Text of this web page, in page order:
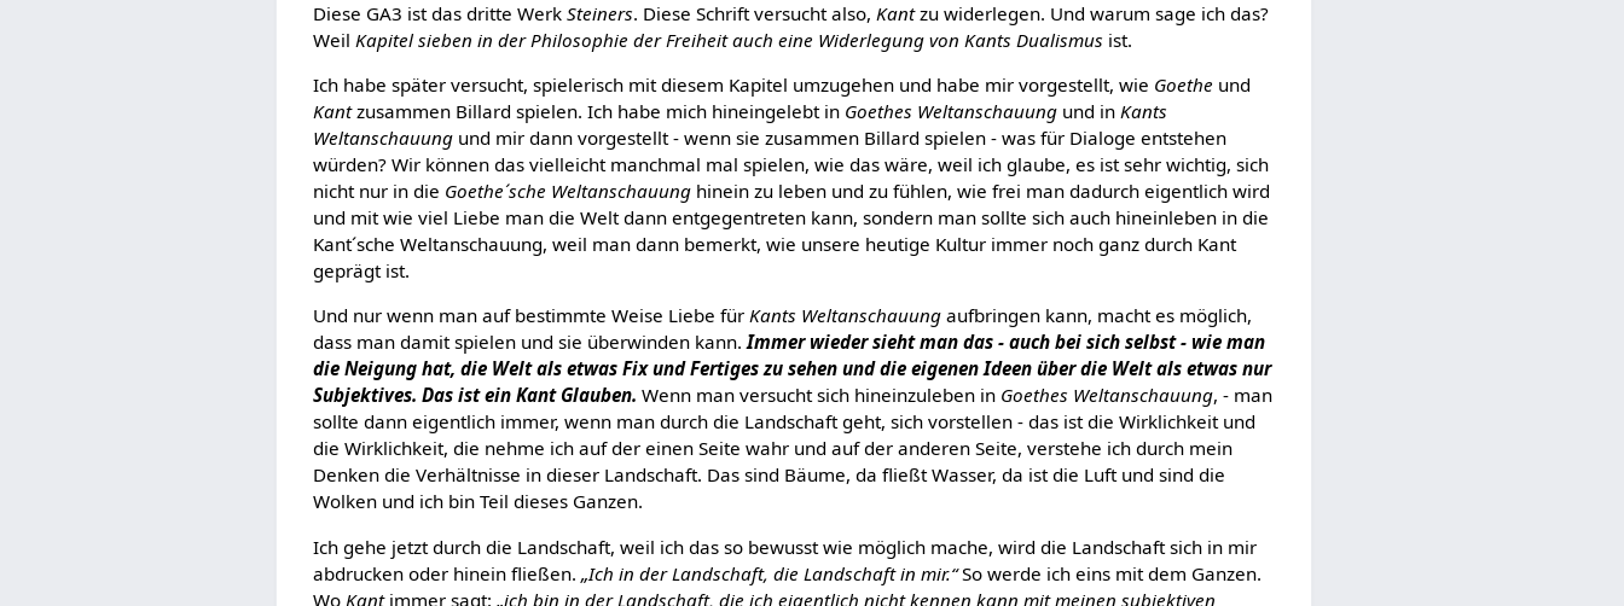
Diese GA3 ist das dritte WerkSteiners. Diese Schrift versucht also,Kantzu widerlegen. Und warum sage ich das?
WeilKapitel sieben in der Philosophie der Freiheit auch eine Widerlegung von Kants Dualismus ist.
Ich habe später versucht, spielerisch mit diesem Kapitel umzugehen und habe mir vorgestellt, wie Goethe und
Kantzusammen Billard spielen. Ich habe mich hineingelebt in Goethes Weltanschauung und inKants
Weltanschauung und mir dann vorgestellt - wenn sie zusammen Billard spielen - was für Dialoge entstehen
würden? Wir können das vielleicht manchmal mal spielen, wie das wäre, weil ich glaube, es ist sehr wichtig, sich
nicht nur in die Goethe´sche Weltanschauung hinein zu leben und zu fühlen, wie frei man dadurch eigentlich wird
und mit wie viel Liebe man die Welt dann entgegentreten kann, sondern man sollte sich auch hineinleben in die
Kant´sche Weltanschauung, weil man dann bemerkt, wie unsere heutige Kultur immer noch ganz durch Kant
geprägt ist.
Und nur wenn man auf bestimmte Weise Liebe fürKants Weltanschauung aufbringen kann, macht es möglich,
dass man damit spielen und sie überwinden kann.Immer wieder sieht man das - auch bei sich selbst - wie man
die Neigung hat, die Welt als etwas Fix und Fertiges zu sehen und die eigenen Ideen über die Welt als etwas nur
Subjektives. Das ist ein Kant Glauben. Wenn man versucht sich hineinzuleben in Goethes Weltanschauung, - man
sollte dann eigentlich immer, wenn man durch die Landschaft geht, sich vorstellen - das ist die Wirklichkeit und
die Wirklichkeit, die nehme ich auf der einen Seite wahr und auf der anderen Seite, verstehe ich durch mein
Denken die Verhältnisse in dieser Landschaft. Das sind Bäume, da fließt Wasser, da ist die Luft und sind die
Wolken und ich bin Teil dieses Ganzen.
Ich gehe jetzt durch die Landschaft, weil ich das so bewusst wie möglich mache, wird die Landschaft sich in mir
abdrucken oder hinein fließen.„Ich in der Landschaft, die Landschaft in mir.“So werde ich eins mit dem Ganzen.
Wo Kantimmer sagt:„ich bin in der Landschaft, die ich eigentlich nicht kennen kann mit meinen subjektiven